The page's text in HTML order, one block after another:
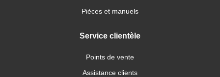
Pièces et manuels
Service clientèle
Points de vente
Assistance clients